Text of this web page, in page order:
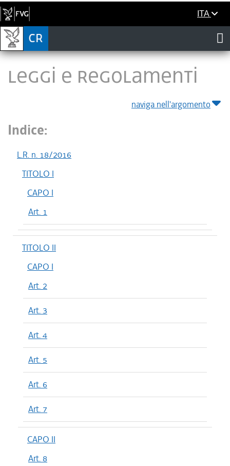
ITA
LEGGI E REGOLAMENTI
naviga nell'argomento
Indice:
L.R. n. 18/2016
TITOLO I
CAPO I
Art. 1
TITOLO II
CAPO I
Art. 2
Art. 3
Art. 4
Art. 5
Art. 6
Art. 7
CAPO II
Art. 8